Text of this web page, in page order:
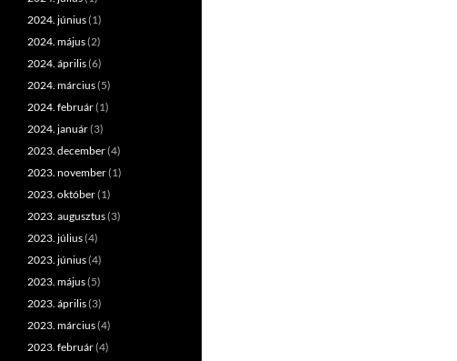
2024. június(1)
2024. május(2)
2024. április(6)
2024. március(5)
2024. február(1)
2024. január(3)
2023. december(4)
2023. november(1)
2023. október(1)
2023. augusztus(3)
2023. július(4)
2023. június(4)
2023. május(5)
2023. április(3)
2023. március(4)
2023. február(4)